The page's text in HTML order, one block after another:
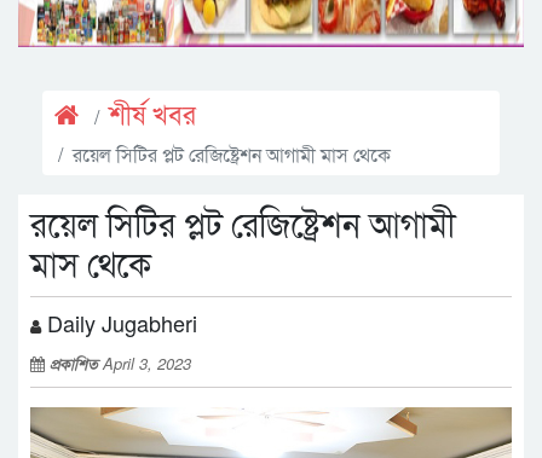
শীর্ষ খবর
রয়েল সিটির প্লট রেজিষ্ট্রেশন আগামী মাস থেকে
রয়েল সিটির প্লট রেজিষ্ট্রেশন আগামী
মাস থেকে
Daily Jugabheri
প্রকাশিতApril 3, 2023